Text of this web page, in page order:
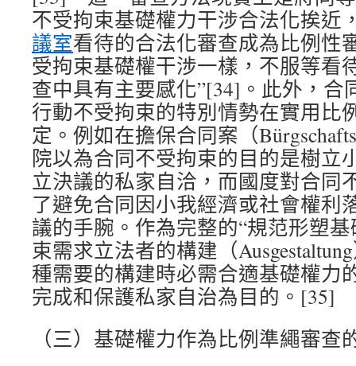
不受拘束基礎權力干涉合法化挨近
議室看待的合法化審查成為比例性
受拘束基礎權干涉一樣，不服等看
查中具有主要感化”[34]。此外，合
行動不受拘束的特別情勢在實用比
定。例如在擔保合同案（
院以為合同不受拘束的目的是樹立
立決議的私家自洽，而國度對合同
了避免合同因小我經濟或社會權利
議的手腕。作為完整的“規范形塑
束需求立法者的構建（
種需要的構建時必需合適基礎權力
完成和保護私家自治為目的。[35]
（三）基礎權力作為比例準繩審查